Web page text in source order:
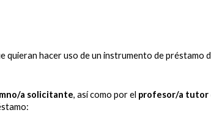
quieran hacer uso de un instrumento de préstamo
a solicitante, así como por el profesor/a tutor